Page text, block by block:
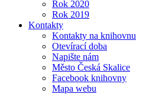
Rok 2020
Rok 2019
Kontakty
Kontakty na knihovnu
Otevírací doba
Napište nám
Město Česká Skalice
Facebook knihovny
Mapa webu